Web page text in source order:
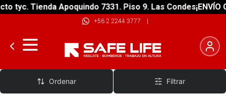
tyc. Tienda Apoquindo 7331. Piso 9. Las Condes¡ENVÍO
+56 2 2244 3777 |
Montaje
Ordenar Filtrar